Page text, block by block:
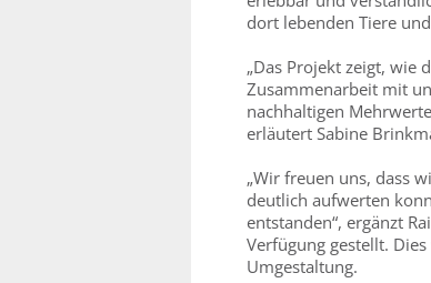
dort lebenden Tiere
„Das Projekt zeigt, wie
Zusammenarbeit mit
nachhaltigen
erläutert Sabine
„Wir freuen uns, dass
deutlich aufwerten
entstanden“, ergänzt
Verfügung gestellt.
Umgestaltung.